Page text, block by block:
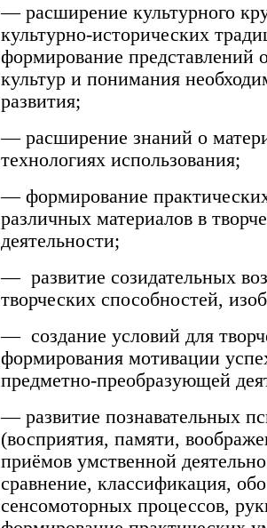
— расширение культурного
культурно-исторических
формирование
культур и понимания
развития;
— расширение знаний о
технологиях использования;
— формирование
различных материалов в
деятельности;
— развитие созидательных
творческих способностей,
— создание условий для
формирования мотивации
предметно-преобразующей
— развитие познавательных
(восприятия, памяти,
приёмов умственной
сравнение, классификация,
сенсомоторных процессов,